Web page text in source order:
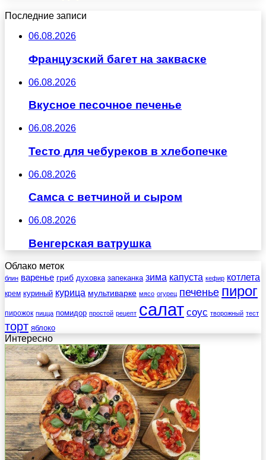
Последние записи
06.08.2026
Французский багет на закваске
06.08.2026
Вкусное песочное печенье
06.08.2026
Тесто для чебуреков в хлебопечке
06.08.2026
Самса с ветчиной и сыром
06.08.2026
Венгерская ватрушка
Облако меток
блин варенье гриб духовка запеканка зима капуста кефир котлета
крем куриный курица мультиварке мясо огурец печенье пирог
пирожок пицца помидор простой рецепт салат соус творожный тест
торт яблоко
Интересно